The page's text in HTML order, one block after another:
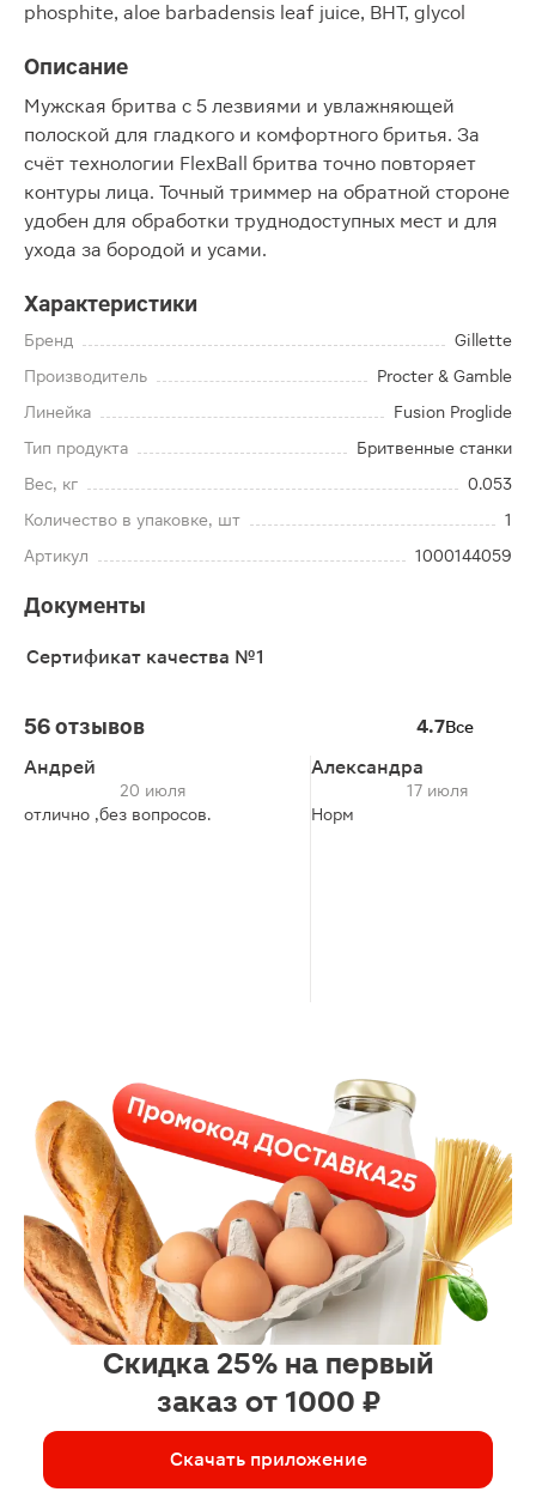
phosphite, aloe barbadensis leaf juice, BHT, glycol
Описание
Мужская бритва с 5 лезвиями и увлажняющей
полоской для гладкого и комфортного бритья. За
счёт технологии FlexBall бритва точно повторяет
контуры лица. Точный триммер на обратной стороне
удобен для обработки труднодоступных мест и для
ухода за бородой и усами.
Характеристики
Бренд
Gillette
Производитель
Procter & Gamble
Линейка
Fusion Proglide
Тип продукта
Бритвенные станки
Вес, кг
0.053
Количество в упаковке, шт
1
Артикул
1000144059
Документы
Сертификат качества №1
56 отзывов 4.7Все
Андрей
20 июля
отлично ,без вопросов.
Александра
17 июля
Норм
Скидка 25% на первый
заказ от 1000 ₽
Скачать приложение